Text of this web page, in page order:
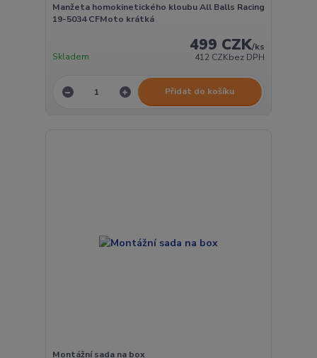
Manžeta homokinetického kloubu All Balls Racing
19-5034 CFMoto krátká
499 CZK/ks
412 CZKbez DPH
Skladem
Přidat do košíku
Montážní sada na box